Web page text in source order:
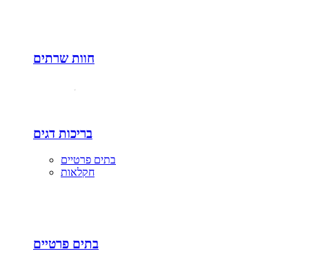
חוות שרתים
בריכות דגים
בתים פרטיים
חקלאות
בתים פרטיים